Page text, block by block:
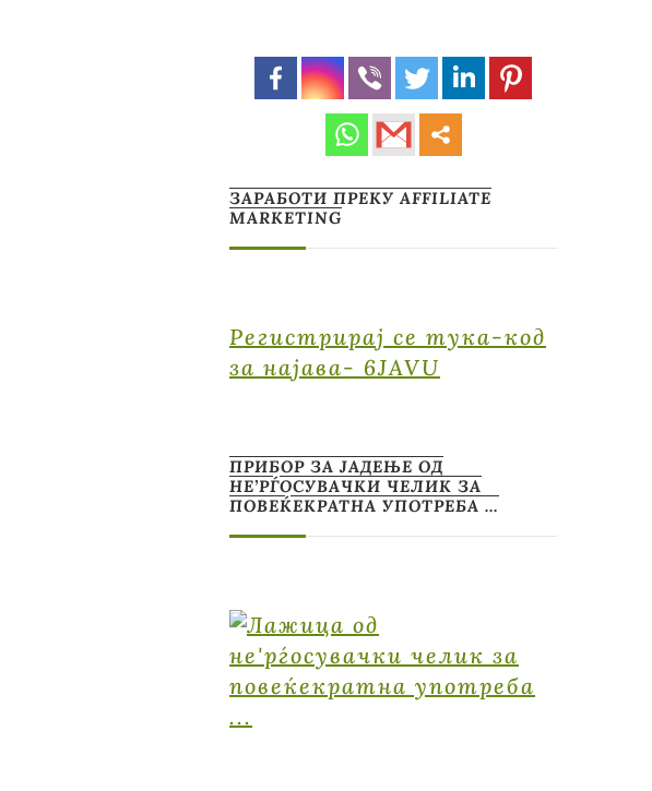
ЗАРАБОТИ ПРЕКУ AFFILIATE
MARKETING
Регистрирај се тука-код
за најава- 6JAVU
ПРИБОР ЗА ЈАДЕЊЕ ОД
НЕ’РЃОСУВАЧКИ ЧЕЛИК ЗА
ПОВЕЌЕКРАТНА УПОТРЕБА …